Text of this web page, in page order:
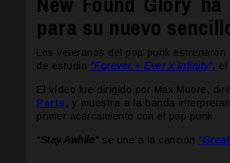
para su nuevo
Los veteranos del pop punk
de estudio “Forever + Ever x Infinity”, el
El vídeo fue dirigido por Max Moore,
Parts, y muestra a la banda
primer acercamiento con el pop punk.
“Stay Awhile” se une a la canción